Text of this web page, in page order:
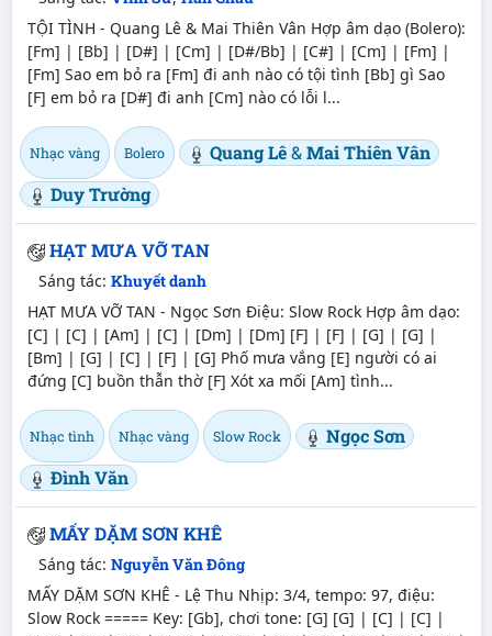
TỘI TÌNH - Quang Lê & Mai Thiên Vân Hợp âm dạo (Bolero):
[Fm] | [Bb] | [D#] | [Cm] | [D#/Bb] | [C#] | [Cm] | [Fm] |
[Fm] Sao em bỏ ra [Fm] đi anh nào có tội tình [Bb] gì Sao
[F] em bỏ ra [D#] đi anh [Cm] nào có lỗi l...
Nhạc vàng Bolero Quang Lê&Mai Thiên Vân
Duy Trường
HẠT MƯA VỠ TAN
Sáng tác: Khuyết danh
HẠT MƯA VỠ TAN - Ngọc Sơn Điệu: Slow Rock Hợp âm dạo:
[C] | [C] | [Am] | [C] | [Dm] | [Dm] [F] | [F] | [G] | [G] |
[Bm] | [G] | [C] | [F] | [G] Phố mưa vắng [E] người có ai
đứng [C] buồn thẫn thờ [F] Xót xa mối [Am] tình...
Nhạc tình Nhạc vàng Slow Rock
Ngọc Sơn
Đình Văn
MẤY DẶM SƠN KHÊ
Sáng tác: Nguyễn Văn Đông
MẤY DẶM SƠN KHÊ - Lệ Thu Nhịp: 3/4, tempo: 97, điệu:
Slow Rock ===== Key: [Gb], chơi tone: [G] [G] | [C] | [C] |